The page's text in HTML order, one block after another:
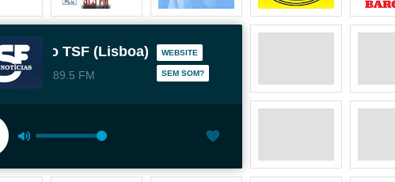
Radio TSF (Lisboa)
89.5 FM
WEBSITE
SEM SOM?